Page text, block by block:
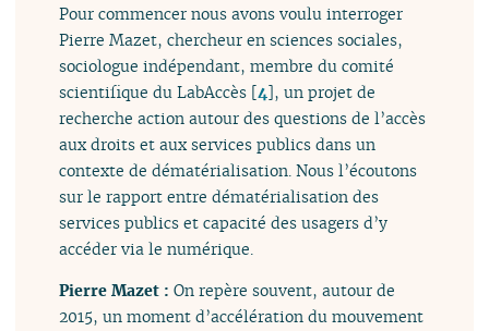
Pour commencer nous avons voulu interroger
Pierre Mazet, chercheur en sciences sociales,
sociologue indépendant, membre du comité
scientifique du LabAccès [4], un projet de
recherche action autour des questions de l’accès
aux droits et aux services publics dans un
contexte de dématérialisation. Nous l’écoutons
sur le rapport entre dématérialisation des
services publics et capacité des usagers d’y
accéder via le numérique.
Pierre Mazet :On repère souvent, autour de
2015, un moment d’accélération du mouvement